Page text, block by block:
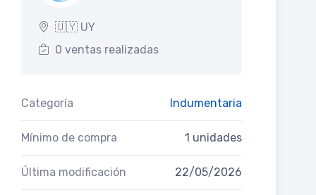
🇺🇾 UY
0 ventas realizadas
Categoría Indumentaria
Mínimo de compra 1 unidades
Última modificación 22/05/2026